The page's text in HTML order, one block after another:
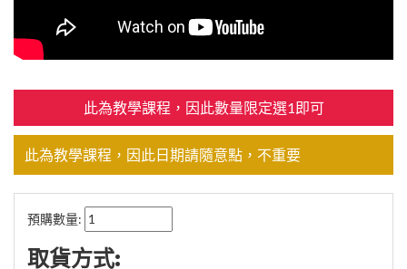
此為教學課程，因此數量限定選1即可
此為教學課程，因此日期請隨意點，不重要
預購數量:
取貨方式: